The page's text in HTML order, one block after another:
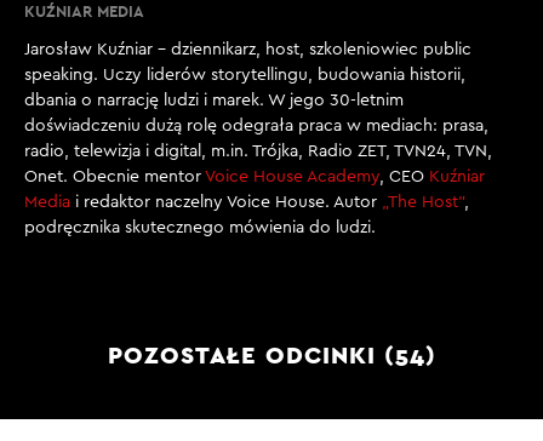
KUŹNIAR MEDIA
Jarosław Kuźniar – dziennikarz, host, szkoleniowiec public
speaking. Uczy liderów storytellingu, budowania historii,
dbania o narrację ludzi i marek. W jego 30-letnim
doświadczeniu dużą rolę odegrała praca w mediach: prasa,
radio, telewizja i digital, m.in. Trójka, Radio ZET, TVN24, TVN,
Onet. Obecnie mentor Voice House Academy, CEO Kuźniar
Media i redaktor naczelny Voice House. Autor „The Host”,
podręcznika skutecznego mówienia do ludzi.
POZOSTAŁE ODCINKI (54)